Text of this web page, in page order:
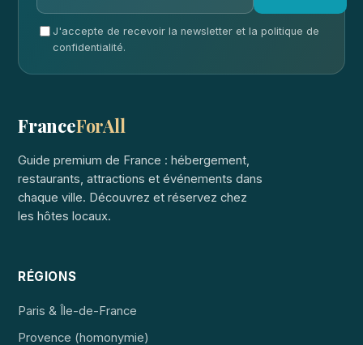
J'accepte de recevoir la newsletter et la politique de
confidentialité.
FranceForAll
Guide premium de France : hébergement,
restaurants, attractions et événements dans
chaque ville. Découvrez et réservez chez
les hôtes locaux.
RÉGIONS
Paris & Île-de-France
Provence (homonymie)